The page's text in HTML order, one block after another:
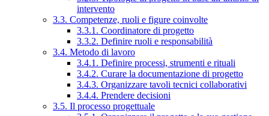
intervento
3.3. Competenze, ruoli e figure coinvolte
3.3.1. Coordinatore di progetto
3.3.2. Definire ruoli e responsabilità
3.4. Metodo di lavoro
3.4.1. Definire processi, strumenti e rituali
3.4.2. Curare la documentazione di progetto
3.4.3. Organizzare tavoli tecnici collaborativi
3.4.4. Prendere decisioni
3.5. Il processo progettuale